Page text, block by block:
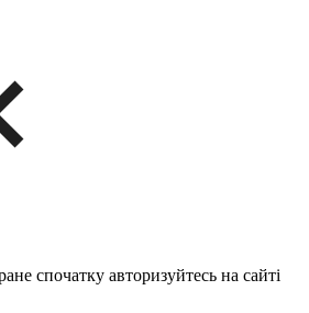
спочатку авторизуйтесь на сайті